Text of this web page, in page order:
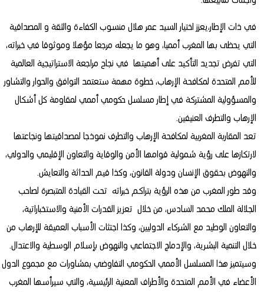
في ذات الإطار،يعزز اختيار السيد عمر هلال منسوب الكفاءة والثقة و المصداقية
التي يحظى بها المغرب أمميا، وهو ما يجعله مرجعا مؤهلا وموثوقا في خبراته،
التي تفرض تجديد التأكيد على أهميتها في نجاح مراجعة الاستراتيجية العالمية
للأمم المتحدة لمكافحة الإرهاب، خطوة مهمة ستعتمد التوافق والحوار والتشاور
والمسؤولية المشتركة في إطار مسلسل حكومي أممي لمقاومة كل أشكال
الإرهاب والتطرف العنيفين.
تعد المقاربة المغربية لمكافحة الإرهاب والتطرف نموذجا لمصداقيتها ونجاعتها
لارتكازها على رؤية شمولية قوامها الأمن والوقاية والتعاون الإقليمي والدولي،
والنهوض بحقوق الإنسان ودولة القانون، وكذا قيم الحداثة والتعايش.
وقد طور المغرب من هذه الرؤية بتراكم خبراته تحت القيادة المتبصرة لصاحب
الجلالة الملك محمد السادس، من خلال تعزيز القدرات الأمنية والاستخباراتية،
والتعاون الوطيد مع الشركاء الدوليين، وكذا اجتثات الأسباب العميقة للإرهاب من
خلال التنمية البشرية، والإدماج الاجتماعي والنهوض بإسلام الوسطية والاعتدال.
وسيتميز هذا المسلسل الأممي الحكومي التفاوضي بمشاورات مع مجموع الدول
الأعضاء في الأمم المتحدة والأطراف المعنية الرئيسية، والتي سيرأسها المغرب